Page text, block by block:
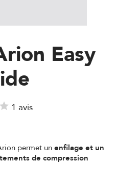
Easy
1 avis
permet unenfilage et un
de compression